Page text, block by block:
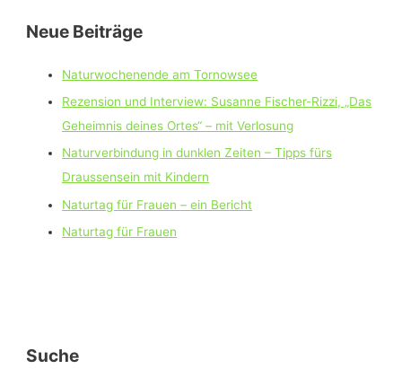
Neue Beiträge
Naturwochenende am Tornowsee
Rezension und Interview: Susanne Fischer-Rizzi, „Das
Geheimnis deines Ortes“ – mit Verlosung
Naturverbindung in dunklen Zeiten – Tipps fürs
Draussensein mit Kindern
Naturtag für Frauen – ein Bericht
Naturtag für Frauen
Suche